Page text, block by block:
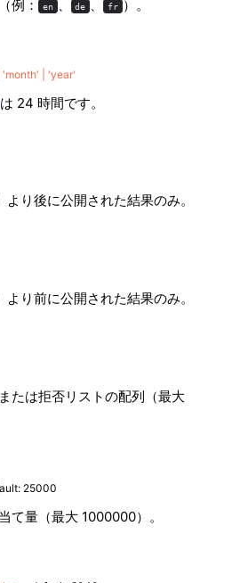
例： en 、 de 、 fr ）。
| 'year'
24 時間です。
より後に公開された結果のみ。
より前に公開された結果のみ。
たは拒否リストの配列（最大
25000
て量（最大 1000000）。